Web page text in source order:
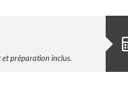
préparation inclus.